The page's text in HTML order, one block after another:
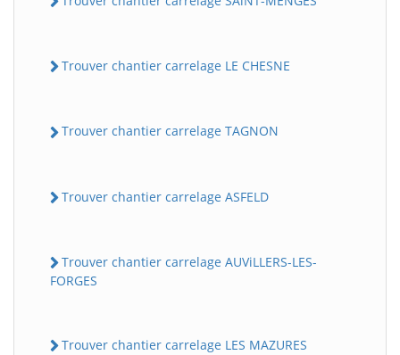
Trouver chantier carrelage LE CHESNE
Trouver chantier carrelage TAGNON
Trouver chantier carrelage ASFELD
Trouver chantier carrelage AUViLLERS-LES-
FORGES
Trouver chantier carrelage LES MAZURES